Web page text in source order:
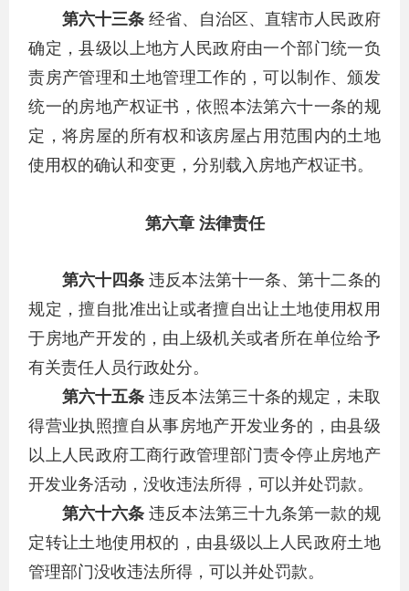
第六十三条经省、自治区、直辖市人民政府
确定，县级以上地方人民政府由一个部门统一负
责房产管理和土地管理工作的，可以制作、颁发
统一的房地产权证书，依照本法第六十一条的规
定，将房屋的所有权和该房屋占用范围内的土地
使用权的确认和变更，分别载入房地产权证书。
第六章 法律责任
第六十四条 违反本法第十一条、第十二条的
规定，擅自批准出让或者擅自出让土地使用权用
于房地产开发的，由上级机关或者所在单位给予
有关责任人员行政处分。
第六十五条 违反本法第三十条的规定，未取
得营业执照擅自从事房地产开发业务的，由县级
以上人民政府工商行政管理部门责令停止房地产
开发业务活动，没收违法所得，可以并处罚款。
第六十六条 违反本法第三十九条第一款的规
定转让土地使用权的，由县级以上人民政府土地
管理部门没收违法所得，可以并处罚款。